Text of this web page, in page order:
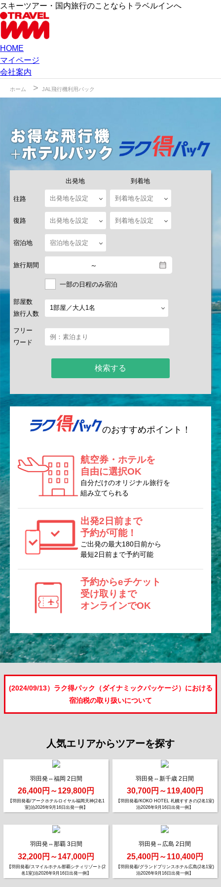
スキーツアー・国内旅行のことならトラベルインへ
HOME
マイページ
会社案内
ホーム JAL飛行機利用パック
往路
出発地 到着地
復路
宿泊地
旅行期間 ～
一部の日程のみ宿泊
部屋数
旅行人数
フリー
ワード
検索する
のおすすめポイント！
航空券・ホテルを
自由に選択OK
自分だけのオリジナル旅行を
組み立てられる
出発2日前まで
予約が可能！
ご出発の最大180日前から
最短2日前まで予約可能
予約からeチケット
受け取りまで
オンラインでOK
(2024/09/13）ラク得パック（ダイナミックパッケージ）における
宿泊税の取り扱いについて
人気エリアからツアーを探す
羽田発⇔福岡 2日間
26,400円～129,800円
【羽田発着/アークホテルロイヤル福岡天神(2名1
室)泊2026年9月16日出発一例】
羽田発⇔新千歳 2日間
30,700円～119,400円
【羽田発着/KOKO HOTEL 札幌すすきの(2名1室)
泊2026年9月16日出発一例】
羽田発⇔那覇 3日間
32,200円～147,000円
【羽田発着/スマイルホテル那覇シティリゾート(2
名1室)泊2026年9月16日出発一例】
羽田発⇔広島 2日間
25,400円～110,400円
【羽田発着/グランドプリンスホテル広島(2名1室)
泊2026年9月16日出発一例】